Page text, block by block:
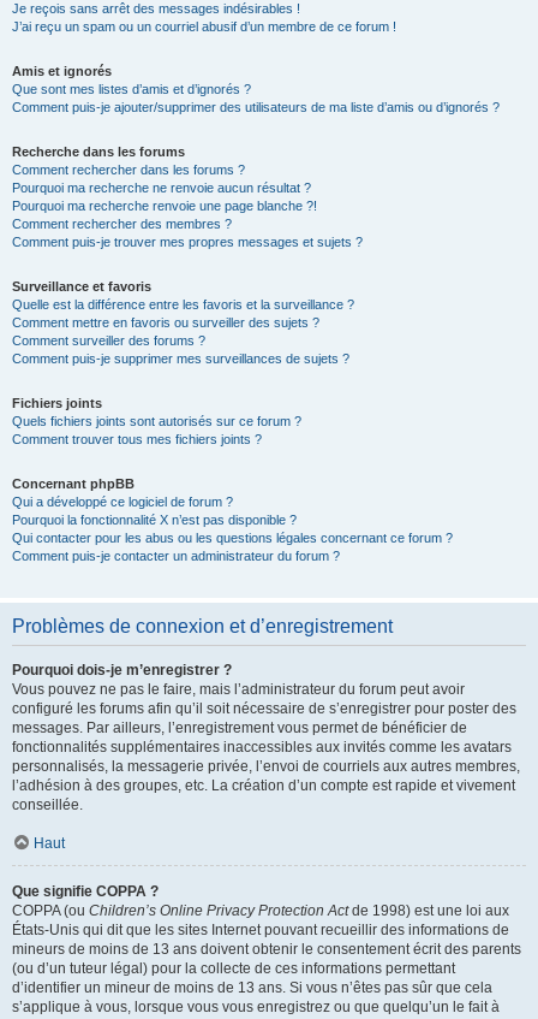
Je reçois sans arrêt des messages indésirables !
J’ai reçu un spam ou un courriel abusif d’un membre de ce forum !
Amis et ignorés
Que sont mes listes d’amis et d’ignorés ?
Comment puis-je ajouter/supprimer des utilisateurs de ma liste d’amis ou d’ignorés ?
Recherche dans les forums
Comment rechercher dans les forums ?
Pourquoi ma recherche ne renvoie aucun résultat ?
Pourquoi ma recherche renvoie une page blanche ?!
Comment rechercher des membres ?
Comment puis-je trouver mes propres messages et sujets ?
Surveillance et favoris
Quelle est la différence entre les favoris et la surveillance ?
Comment mettre en favoris ou surveiller des sujets ?
Comment surveiller des forums ?
Comment puis-je supprimer mes surveillances de sujets ?
Fichiers joints
Quels fichiers joints sont autorisés sur ce forum ?
Comment trouver tous mes fichiers joints ?
Concernant phpBB
Qui a développé ce logiciel de forum ?
Pourquoi la fonctionnalité X n’est pas disponible ?
Qui contacter pour les abus ou les questions légales concernant ce forum ?
Comment puis-je contacter un administrateur du forum ?
Problèmes de connexion et d’enregistrement
Pourquoi dois-je m’enregistrer ?
Vous pouvez ne pas le faire, mais l’administrateur du forum peut avoir
configuré les forums afin qu’il soit nécessaire de s’enregistrer pour poster des
messages. Par ailleurs, l’enregistrement vous permet de bénéficier de
fonctionnalités supplémentaires inaccessibles aux invités comme les avatars
personnalisés, la messagerie privée, l’envoi de courriels aux autres membres,
l’adhésion à des groupes, etc. La création d’un compte est rapide et vivement
conseillée.
Haut
Que signifie COPPA ?
COPPA (ou Children’s Online Privacy Protection Actde 1998) est une loi aux
États-Unis qui dit que les sites Internet pouvant recueillir des informations de
mineurs de moins de 13 ans doivent obtenir le consentement écrit des parents
(ou d’un tuteur légal) pour la collecte de ces informations permettant
d’identifier un mineur de moins de 13 ans. Si vous n’êtes pas sûr que cela
s’applique à vous, lorsque vous vous enregistrez ou que quelqu’un le fait à